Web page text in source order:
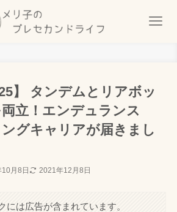
】 タンデムとリアボッ
両立！エンデュランス
ングキャリアが届きまし
月8日 2021年12月8日
には広告が含まれています。